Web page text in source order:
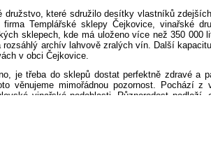
které sdružilo desítky vlastníků
Templářské sklepy Čejkovice, vinařské
sklepech, kde má uloženo více než 350 000
archív lahvově zralých vín. Další
v obci Čejkovice.
je třeba do sklepů dostat perfektně zdravé a
věnujeme mimořádnou pozornost. Pochází z
vinařské podoblasti. Různorodost podloží,